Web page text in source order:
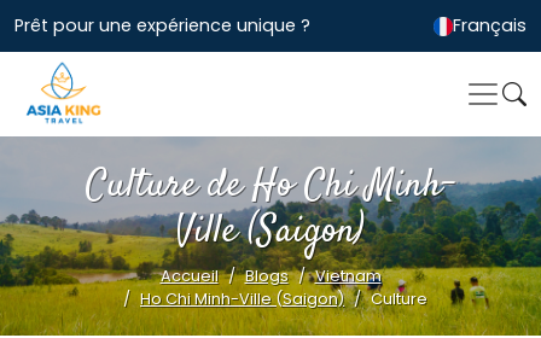
Prêt pour une expérience unique ? Français
Culture de Ho Chi Minh-
Ville (Saigon)
Accueil Blogs
Vietnam
Ho Chi Minh-Ville (Saigon)
Culture